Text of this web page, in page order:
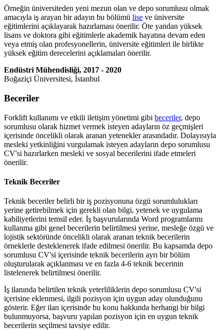
Örneğin üniversiteden yeni mezun olan ve depo sorumlusu olmak
amacıyla iş arayan bir adayın bu bölümü lise ve üniversite
eğitimlerini açıklayarak hazırlaması önerilir. Öte yandan yüksek
lisans ve doktora gibi eğitimlerle akademik hayatına devam eden
veya etmiş olan profesyonellerin, üniversite eğitimleri ile birlikte
yüksek eğitim derecelerini açıklamaları önerilir.
Endüstri Mühendisliği, 2017 - 2020
Boğaziçi Üniversitesi, İstanbul
Beceriler
Forklift kullanımı ve etkili iletişim yönetimi gibi beceriler, depo
sorumlusu olarak hizmet vermek isteyen adayların öz geçmişleri
içerisinde öncelikli olarak aranan yetenekler arasındadır. Dolayısıyla
mesleki yetkinliğini vurgulamak isteyen adayların depo sorumlusu
CV'si hazırlarken mesleki ve sosyal becerilerini ifade etmeleri
önerilir.
Teknik Beceriler
Teknik beceriler belirli bir iş pozisyonuna özgü sorumlulukları
yerine getirebilmek için gerekli olan bilgi, yetenek ve uygulama
kabiliyetlerini temsil eder. İş başvurularında Word programlarını
kullanma gibi genel becerilerin belirtilmesi yerine, mesleğe özgü ve
lojistik sektöründe öncelikli olarak aranan teknik becerilerin
örneklerle desteklenerek ifade edilmesi önerilir. Bu kapsamda depo
sorumlusu CV'si içerisinde teknik becerilerin ayrı bir bölüm
oluşturularak açıklanması ve en fazla 4-6 teknik becerinin
listelenerek belirtilmesi önerilir.
İş ilanında belirtilen teknik yeterliliklerin depo sorumlusu CV'si
içerisine eklenmesi, ilgili pozisyon için uygun aday olunduğunu
gösterir. Eğer ilan içerisinde bu konu hakkında herhangi bir bilgi
bulunmuyorsa, başvuru yapılan pozisyon için en uygun teknik
becerilerin seçilmesi tavsiye edilir.